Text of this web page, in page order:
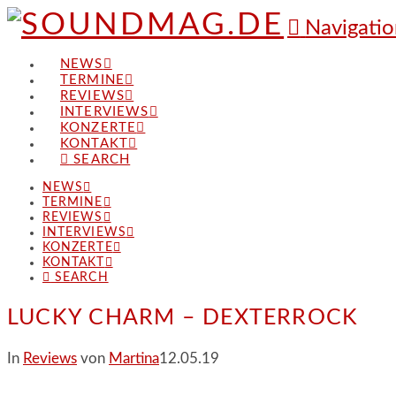
NEWS
TERMINE
REVIEWS
INTERVIEWS
KONZERTE
KONTAKT
SEARCH
NEWS
TERMINE
REVIEWS
INTERVIEWS
KONZERTE
KONTAKT
SEARCH
LUCKY CHARM – DEXTERROCK
In Reviews von Martina12.05.19